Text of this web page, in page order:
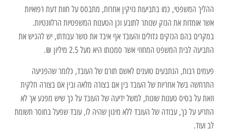
ההליך המשפטי, כמו בתביעות נזיקין אחרות, מתבסס על חוות דעת רפואיות
אשר אומדות את הנזק שנותר לתובע וכן הטענות המשפטיות הרלוונטיות.
במקרים בהם הנזקים גדולים והעובד אף איבד את כושר עבודתו, יש להגיש את
התביעה לבית המשפט המחוזי אשר סמכותו היא מעל 2.5 מיליון ₪.
פעמים רבות, הנתבעים טוענים לאשם תורם של העובד, כלומר שהפגיעה
התרחשה בשל אחריות של העובד בין אם בצורה מלאה ובין אם בצורה חלקית
וזאת על בסיס טענות שונות, למשל ידיעה של העובד על כך שיש מפגע אך לא
התריע על כך, עבודה של העובד ללא מיגון שהיה לו, עובד שפעל בחוסר תשומת
לב ועוד.